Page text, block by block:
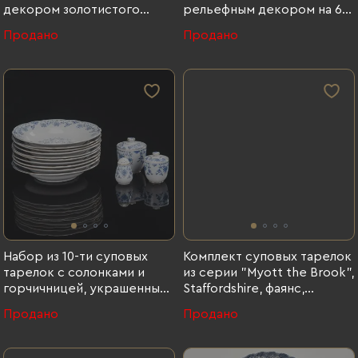
декором золотистого
Porzellan, фарфор, деколь,
гг.
Продано
рельефным декором на 6
деколь, золочение,
Продано
Набор из 10-ти суповых
тарелок с солонками и
горчичницей, украшенных
предметов), Jager
золочение, Jager Eisenberg,
Продано
Комплект суповых тарелок
из серии "Myott the Brook",
Staffordshire, фаянс,
1982 г.
Продано